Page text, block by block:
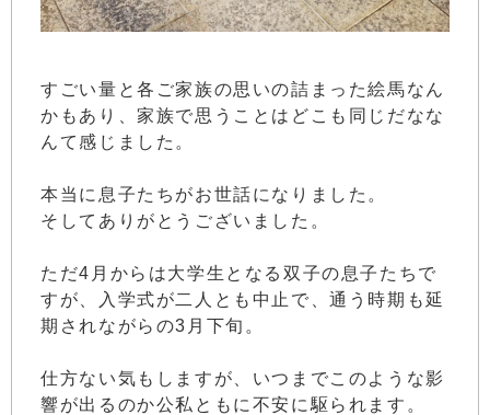
すごい量と各ご家族の思いの詰まった絵馬なん
かもあり、家族で思うことはどこも同じだなな
んて感じました。
本当に息子たちがお世話になりました。
そしてありがとうございました。
ただ4月からは大学生となる双子の息子たちで
すが、入学式が二人とも中止で、通う時期も延
期されながらの3月下旬。
仕方ない気もしますが、いつまでこのような影
響が出るのか公私ともに不安に駆られます。